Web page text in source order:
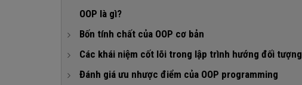
OOP là gì?
Bốn tính chất của OOP cơ bản
1. Tính trừu tượng (Abstraction)
2. Tính đóng gói (Encapsulation)
Các khái niệm cốt lõi trong lập trình hướng đối tượng
1. Class (Lớp)
Đánh giá ưu nhược điểm của OOP programming